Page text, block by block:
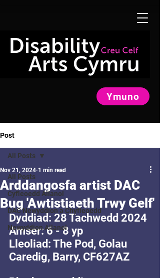
Ymuno
Post
All Posts
Cyfleoedd Allanol
DAC Newyddion a Chyfleoedd
Newyddion Allanol
All Posts
Arddangosfa artist DAC
Bug 'Awtistiaeth Trwy Gelf'
Nov 21, 2024 1 min read
Dyddiad: 28 Tachwedd 2024
Amser: 6 - 8 yp
Lleoliad: The Pod, Golau
Caredig, Barry, CF627AZ